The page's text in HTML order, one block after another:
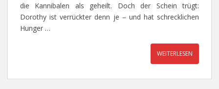
die Kannibalen als geheilt. Doch der Schein trügt:
Dorothy ist verrückter denn je – und hat schrecklichen
Hunger …
WEITERLESEN